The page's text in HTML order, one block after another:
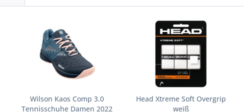
Wilson Kaos Comp 3.0
Tennisschuhe Damen 2022
Head Xtreme Soft Overgrip
weiß